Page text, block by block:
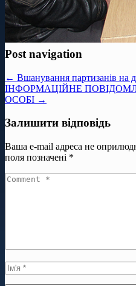
Post navigation
← Вшанування партизанів на
ІНФОРМАЦІЙНЕ
ОСОБІ →
Залишити відповідь
Ваша e-mail адреса не
поля позначені *